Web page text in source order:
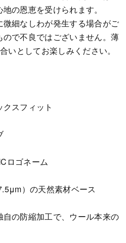
の恩恵を受けられます。
細なしわが発生する場合がご
で不良ではございません。薄
いとしてお楽しみください。
クスフィット
ロゴネーム
）の天然素材ベース
自の防縮加工で、ウール本来の